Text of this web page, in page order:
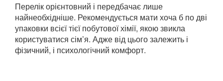
Перелік орієнтовний і передбачає лише
найнеобхідніше. Рекомендується мати хоча б по дві
упаковки всієї тієї побутової хімії, якою звикла
користуватися сім’я. Адже від цього залежить і
фізичний, і психологічний комфорт.